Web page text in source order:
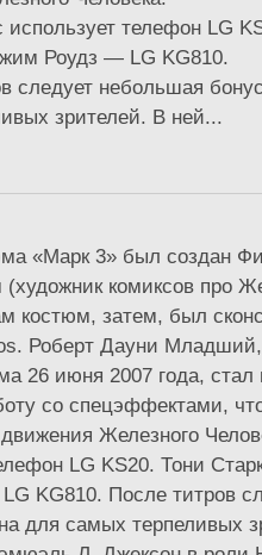
использует телефон LG
Роудз — LG KG810.
следует небольшая
зрителей. В ней...
«Марк 3» был создан
комиксов про
костюм, затем, был
Роберт Дауни Младший,
26 июня 2007 года, стал
со спецэффектами,
Железного
LG KS20. Тони
KG810. После титров
для самых терпеливых